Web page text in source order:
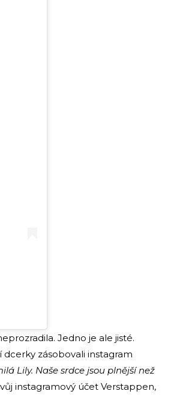
Jedno je ale jisté.
zásobovali instagram
Lily. Naše srdce jsou plnější než
instagramový účet Verstappen,